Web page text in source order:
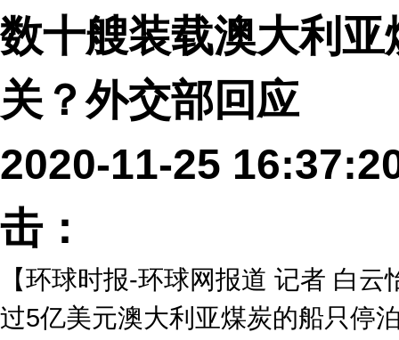
数十艘装载澳大利
关？外交部回应
2020-11-25
击：
【环球时报-环球网报道 记者 白
过5亿美元澳大利亚煤炭的船只停